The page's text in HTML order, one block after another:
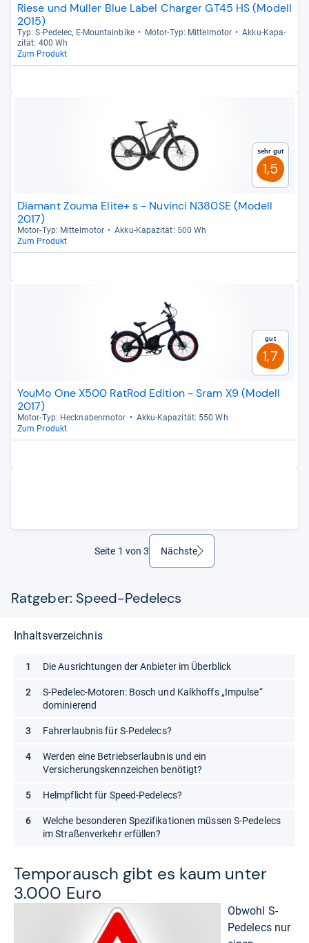
Riese und Müller Blue Label Charger GT45 HS (Modell
2015)
Typ: S-​Pede­lec, E-​Moun­tain­bike Motor-​Typ: Mit­tel­mo­tor
Akku-​Kapa­
zi­tät: 400 Wh
Zum Produkt
Sehr gut
1,5
Diamant Zouma Elite+ s - Nuvinci N380SE (Modell
2017)
Motor-​Typ: Mit­tel­mo­tor
Akku-​Kapa­zi­tät: 500 Wh
Zum Produkt
Gut
1,7
YouMo One X500 RatRod Edition - Sram X9 (Modell
2017)
Motor-​Typ: Heck­na­ben­mo­tor
Akku-​Kapa­zi­tät: 550 Wh
Zum Produkt
Seite 1 von 3 Nächsteweiter
Ratgeber: Speed-Pedelecs
Tem­po­rausch gibt es kaum unter
3.000 Euro
Obwohl S-
Pedelecs nur
Inhaltsverzeichnis
Die Ausrichtungen der Anbieter im Überblick
S-Pedelec-Motoren: Bosch und Kalkhoffs „Impulse“
dominierend
Fahrerlaubnis für S-Pedelecs?
Werden eine Betriebserlaubnis und ein
Versicherungskennzeichen benötigt?
Helmpflicht für Speed-Pedelecs?
Welche besonderen Spezifikationen müssen S-Pedelecs
im Straßenverkehr erfüllen?